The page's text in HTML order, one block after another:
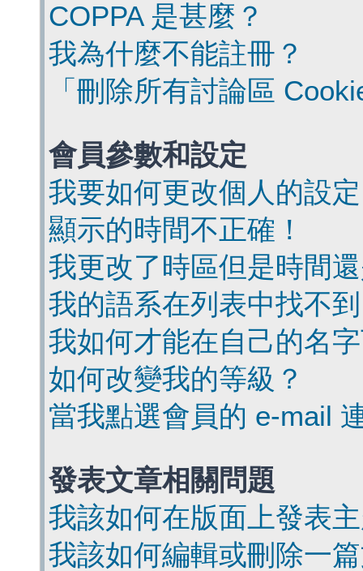
COPPA 是甚麼？
我為什麼不能註冊？
「刪除所有討論區
會員參數和設定
我要如何更改個人的設
顯示的時間不正確！
我更改了時區但是時間
我的語系在列表中找不
我如何才能在自己的名
如何改變我的等級？
當我點選會員的 e-mail
發表文章相關問題
我該如何在版面上發表
我該如何編輯或刪除一